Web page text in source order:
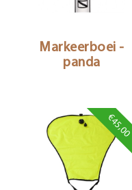
Markeerboei -
panda